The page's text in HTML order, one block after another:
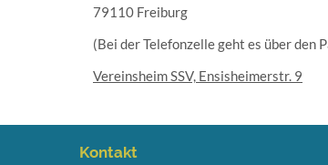
79110 Freiburg
(Bei der Telefonzelle geht es über den
Vereinsheim SSV, Ensisheimerstr. 9
Kontakt